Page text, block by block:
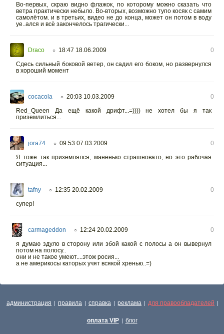
Во-первых, скраю видно флажок, по которому можно сказать что
ветра практически небыло. Во-вторых, возможно тупо косяк с самим
самолётом. и в третьих, видео не до конца, может он потом в воду
уе..ался и всё закончелось трагически...
Draco ○ 18:47 18.06.2009
0
Сдесь сильный боковой ветер, он садил его боком, но развернулся
в хороший момент
cocacola ○ 20:03 10.03.2009
0
Red_Queen Да ещё какой дрифт...=)))) не хотел бы я так
приземлиться...
jora74 ○ 09:53 07.03.2009
0
Я тоже так приземлялся, маненько страшновато, но это рабочая
ситуация...
tafny ○ 12:35 20.02.2009
0
супер!
carmageddon ○ 12:24 20.02.2009
0
я думаю здуло в сторону или збой какой с полосы а он вывернул
потом на полосу..
они и не такое умеют....этож росия...
а не америкосы каторых учят всякой хренью..=)
администрация | правила | справка | реклама | для правообладателей |
оплата VIP | блог